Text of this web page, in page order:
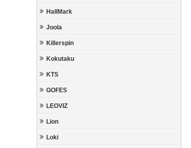
HallMark
Joola
Killerspin
Kokutaku
KTS
GOFES
LEOVIZ
Lion
Loki